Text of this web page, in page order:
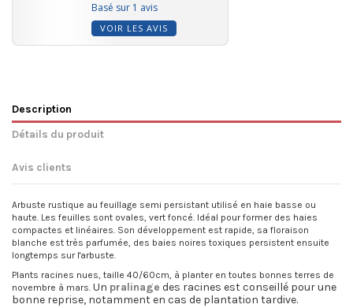
Basé sur 1 avis
VOIR LES AVIS
Description
Détails du produit
Avis clients
Arbuste rustique au feuillage semi persistant utilisé en haie basse ou
haute. Les feuilles sont ovales, vert foncé. Idéal pour former des haies
compactes et linéaires. Son développement est rapide, sa floraison
blanche est très parfumée, des baies noires toxiques persistent ensuite
longtemps sur l'arbuste.
Plants racines nues, taille 40/60cm, à planter en toutes bonnes terres de
novembre à mars. Un pralinage des racines est conseillé pour une
bonne reprise, notamment en cas de plantation tardive.